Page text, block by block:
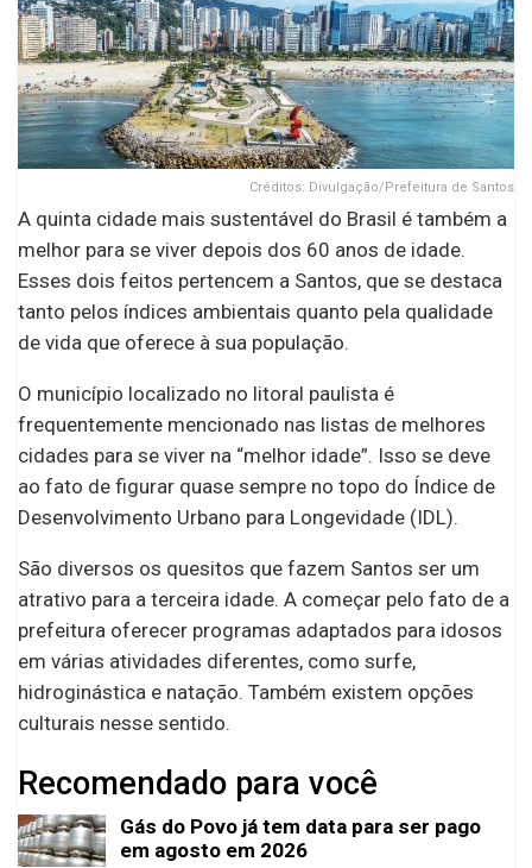
Créditos: Divulgação/Prefeitura de Santos
A quinta cidade mais sustentável do Brasil é também a
melhor para se viver depois dos 60 anos de idade.
Esses dois feitos pertencem a Santos, que se destaca
tanto pelos índices ambientais quanto pela qualidade
de vida que oferece à sua população.
O município localizado no litoral paulista é
frequentemente mencionado nas listas de melhores
cidades para se viver na “melhor idade”. Isso se deve
ao fato de figurar quase sempre no topo do Índice de
Desenvolvimento Urbano para Longevidade (IDL).
São diversos os quesitos que fazem Santos ser um
atrativo para a terceira idade. A começar pelo fato de a
prefeitura oferecer programas adaptados para idosos
em várias atividades diferentes, como surfe,
hidroginástica e natação. Também existem opções
culturais nesse sentido.
Recomendado para você
Gás do Povo já tem data para ser pago
em agosto em 2026